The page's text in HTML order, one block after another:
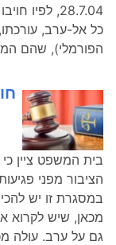
כל אל-ערב,
הפורמלי), שהם המשיבים בע"א
בית המשפט ציין
הציבור מפני
במסגרת זו יש
מכאן, שיש לקרוא
גם על ערב. עולה